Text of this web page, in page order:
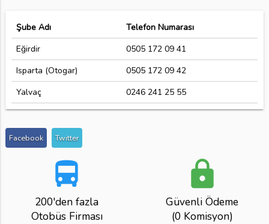
Şube Adı
Telefon Numarası
Eğirdir
0505 172 09 41
Isparta (Otogar)
0505 172 09 42
Yalvaç
0246 241 25 55
Facebook Twitter
directions_bus
200'den fazla
Otobüs Firması
lock
Güvenli Ödeme
(0 Komisyon)